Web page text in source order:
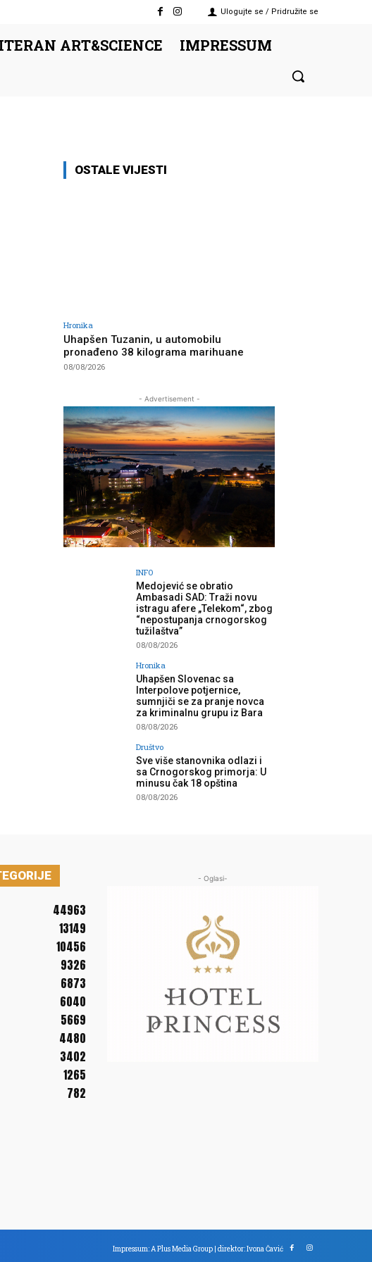
Ulogujte se / Pridružite se
ART&SCIENCE IMPRESSUM
OSTALE VIJESTI
Hronika
Uhapšen Tuzanin, u automobilu
pronađeno 38 kilograma marihuane
08/08/2026
- Advertisement -
INFO
Medojević se obratio
Ambasadi SAD: Traži novu
istragu afere „Telekom“, zbog
“nepostupanja crnogorskog
tužilaštva”
08/08/2026
Hronika
Uhapšen Slovenac sa
Interpolove potjernice,
sumnjiči se za pranje novca
za kriminalnu grupu iz Bara
08/08/2026
Društvo
Sve više stanovnika odlazi i
sa Crnogorskog primorja: U
minusu čak 18 opština
08/08/2026
44963
13149
10456
9326
6873
6040
5669
4480
3402
1265
782
- Oglasi-
Impressum: A Plus Media Group | direktor: Ivona Čavić